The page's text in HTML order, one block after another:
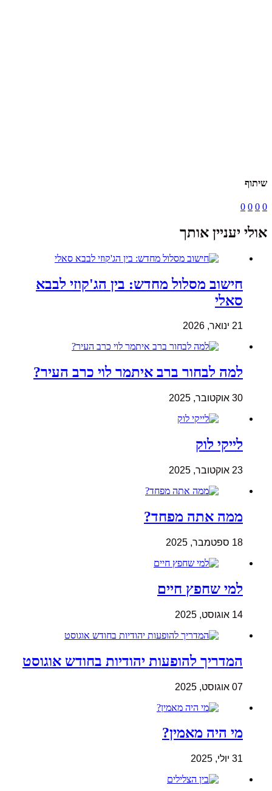
שיתוף
0
0
0
0
אולי יעניין אותך
חישוב מסלול מחדש: בין הג'קוזי לבבא
סאלי
21 ינואר, 2026
למה לבחור ברב איתמר לוי כרב העיר?
30 אוקטובר, 2025
לייקי לוק
23 אוקטובר, 2025
ממה אתה מפחד?
18 ספטמבר, 2025
למי שחפץ חיים
14 אוגוסט, 2025
המדריך להופעות יהודיות בחודש אוגוסט
07 אוגוסט, 2025
מי היה מאמין?
31 יולי, 2025